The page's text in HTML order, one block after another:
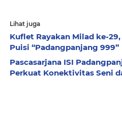
Lihat juga
Kuflet Rayakan Milad ke-
Puisi “Padangpanjang 999”
Pascasarjana ISI
Perkuat Konektivitas Seni